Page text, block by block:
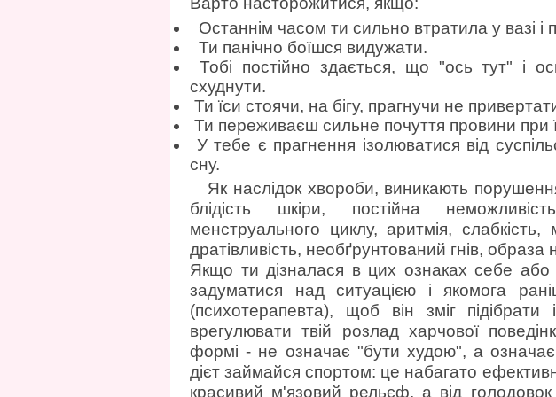
Останнім часом ти сильно втратила у вазі
Ти панічно боїшся видужати.
Тобі постійно здається, що "ось тут" і
схуднути.
Ти їси стоячи, на бігу, прагнучи не
Ти переживаєш сильне почуття провини при
У тебе є прагнення ізолюватися від
сну.
Як наслідок хвороби, виникають
блідість шкіри, постійна
менструального циклу, аритмія,
дратівливість, необґрунтований гнів, образа
Якщо ти дізналася в цих ознаках себе або
задуматися над ситуацією і якомога
(психотерапевта), щоб він зміг підібрати
врегулювати твій розлад харчової
формі - не означає "бути худою", а
дієт займайся спортом: це набагато
красивий м'язовий рельєф, а від